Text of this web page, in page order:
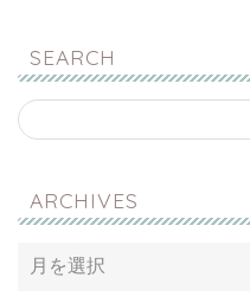
SEARCH
ARCHIVES